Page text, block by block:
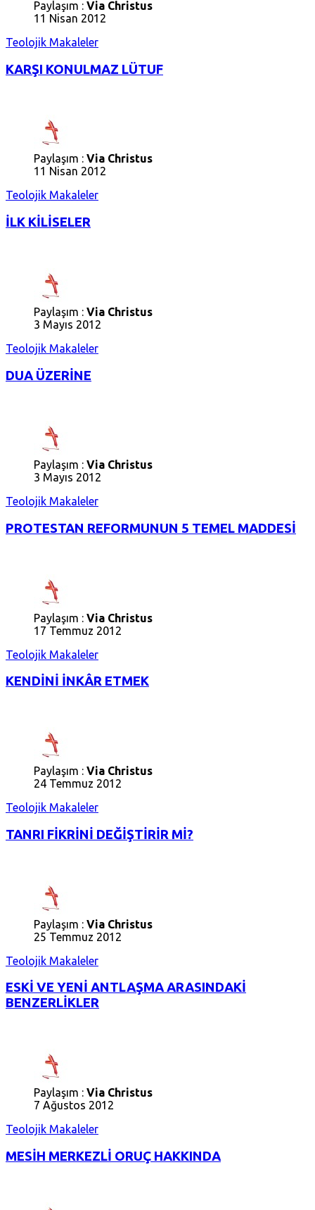
Paylaşım : Via Christus
11 Nisan 2012
Teolojik Makaleler
KARŞI KONULMAZ LÜTUF
Paylaşım : Via Christus
11 Nisan 2012
Teolojik Makaleler
İLK KİLİSELER
Paylaşım : Via Christus
3 Mayıs 2012
Teolojik Makaleler
DUA ÜZERİNE
Paylaşım : Via Christus
3 Mayıs 2012
Teolojik Makaleler
PROTESTAN REFORMUNUN 5 TEMEL MADDESİ
Paylaşım : Via Christus
17 Temmuz 2012
Teolojik Makaleler
KENDİNİ İNKÂR ETMEK
Paylaşım : Via Christus
24 Temmuz 2012
Teolojik Makaleler
TANRI FİKRİNİ DEĞİŞTİRİR Mİ?
Paylaşım : Via Christus
25 Temmuz 2012
Teolojik Makaleler
ESKİ VE YENİ ANTLAŞMA ARASINDAKİ
BENZERLİKLER
Paylaşım : Via Christus
7 Ağustos 2012
Teolojik Makaleler
MESİH MERKEZLİ ORUÇ HAKKINDA